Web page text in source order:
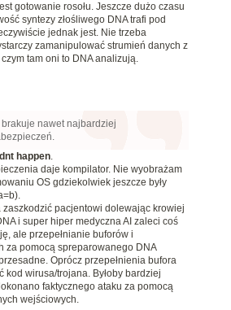
gotowanie rosołu. Jeszcze dużo czasu
syntezy złośliwego DNA trafi pod
jednak jest. Nie trzeba
zamanipulować strumień danych z
tam oni to DNA analizują.
nawet najbardziej
happen.
daje kompilator. Nie wyobrażam
OS gdziekolwiek jeszcze były
zaszkodzić pacjentowi dolewając krowiej
i super hiper medyczna AI zaleci coś
ale przepełnianie buforów i
za pomocą spreparowanego DNA
Oprócz przepełnienia bufora
kod wirusa/trojana. Byłoby bardziej
faktycznego ataku za pomocą
wejściowych.